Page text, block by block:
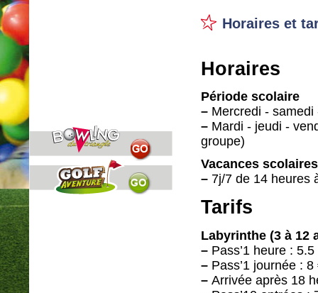
Horaires et
Horaires
Période scolaire
– Mercredi -
– Mardi - jeudi -
groupe)
Vacances
– 7j/7 de 14 heures
Tarifs
Labyrinthe (3 à 12
– Pass’1 heure : 5.5
– Pass’1 journée : 8
– Arrivée après 18